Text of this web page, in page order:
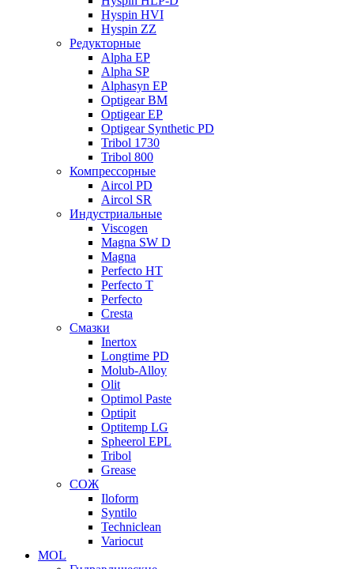
Hyspin HVI
Hyspin ZZ
Редукторные
Alpha EP
Alpha SP
Alphasyn EP
Optigear BM
Optigear EP
Optigear Synthetic PD
Tribol 1730
Tribol 800
Компрессорные
Aircol PD
Aircol SR
Индустриальные
Viscogen
Magna SW D
Magna
Perfecto HT
Perfecto T
Perfecto
Cresta
Смазки
Inertox
Longtime PD
Molub-Alloy
Olit
Optimol Paste
Optipit
Optitemp LG
Spheerol EPL
Tribol
Grease
СОЖ
Iloform
Syntilo
Techniclean
Variocut
MOL